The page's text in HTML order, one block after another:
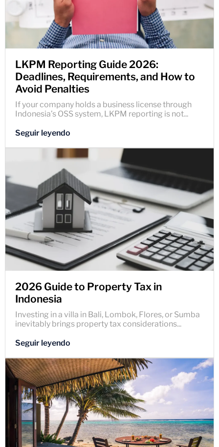
LKPM Reporting Guide 2026:
Deadlines, Requirements, and How to
Avoid Penalties
If your company holds a business license through
Indonesia’s OSS system, LKPM reporting is not...
Seguir leyendo
2026 Guide to Property Tax in
Indonesia
Investing in a villa in Bali, Lombok, Flores, or Sumba
inevitably brings property tax considerations...
Seguir leyendo